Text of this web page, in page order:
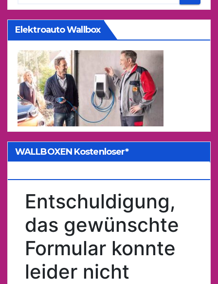
Elektroauto Wallbox
WALLBOXEN Kostenloser*